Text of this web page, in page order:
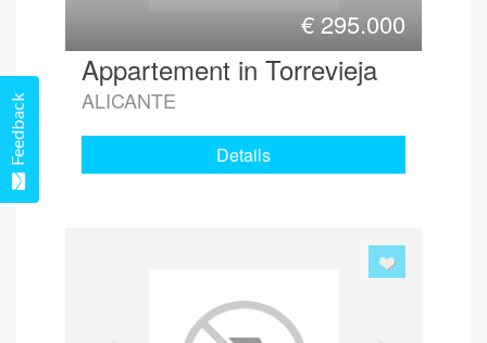
€ 295.000
Appartement in Torrevieja
ALICANTE
Details
Feedback